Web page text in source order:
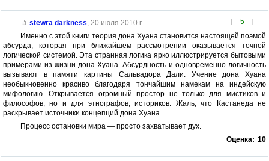
[ 5 ]
stewra darkness, 20 июля 2010 г.
Именно с этой книги теория дона Хуана становится настоящей поэмой
абсурда, которая при ближайшем рассмотрении оказывается точной
логической системой. Эта странная логика ярко иллюстрируется бытовыми
примерами из жизни дона Хуана. Абсурдность и одновременно логичность
вызывают в памяти картины Сальвадора Дали. Учение дона Хуана
необыкновенно красиво благодаря тончайшим намекам на индейскую
мифологию. Открывается огромный простор не только для мистиков и
философов, но и для этнографов, историков. Жаль, что Кастанеда не
раскрывает источники концепций дона Хуана.
Процесс остановки мира — просто захватывает дух.
Оценка: 10